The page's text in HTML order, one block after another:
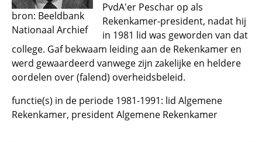
bron: Beeldbank
Nationaal Archief
PvdA'er Peschar op als
Rekenkamer-president, nadat hij
in 1981 lid was geworden van dat
college. Gaf bekwaam leiding aan de Rekenkamer en
werd gewaardeerd vanwege zijn zakelijke en heldere
oordelen over (falend) overheidsbeleid.
functie(s) in de periode 1981-1991: lid Algemene
Rekenkamer, president Algemene Rekenkamer